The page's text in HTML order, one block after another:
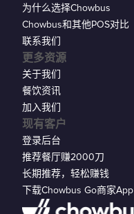
现有客户
登录后台
推荐餐厅赚2000刀
长期推荐，轻松赚钱
下载Chowbus Go商家App
为什么选择Chowbus
Chowbus和其他POS对比
联系我们
更多资源
关于我们
餐饮资讯
加入我们